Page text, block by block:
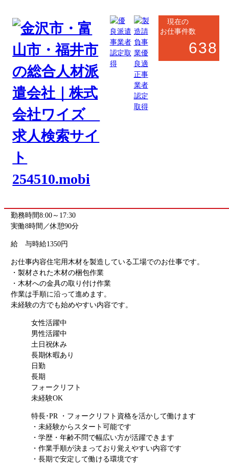
現在の
お仕事件数
638
小松市・加賀市・能美市
製造系
軽作業
木材製品の梱包・組立補助（プレカット工程）
お仕事番号kaga_8136
《応募先》加賀営業所
勤務地石川県加賀市栄谷町
(最寄駅 動橋駅)
勤務時間8:00～17:30
実働8時間／休憩90分
給 与時給1350円
お仕事内容住宅用木材を製造している工場でのお仕事です。
・製材された木材の梱包作業
・木材への金具の取り付け作業
作業は手順に沿って進めます。
未経験の方でも始めやすい内容です。
女性活躍中
男性活躍中
土日祝休み
長期休暇あり
日勤
長期
フォークリフト
未経験OK
特長･PR
・フォークリフト資格を活かして働けます
・未経験からスタート可能です
・学歴・年齢不問で幅広い方が活躍できます
・作業手順が決まっており覚えやすい内容です
・長期で安定して働ける環境です